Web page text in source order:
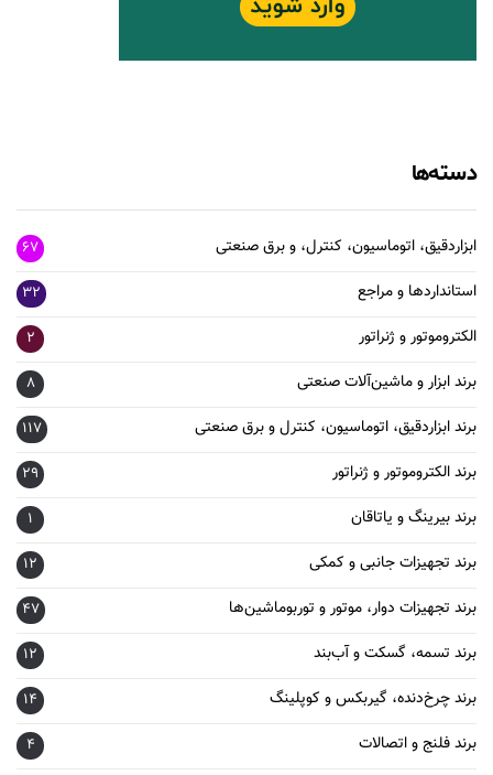
دسته‌ها
ابزاردقیق، اتوماسیون، کنترل، و برق صنعتی 67
استانداردها و مراجع 32
الکتروموتور و ژنراتور 2
برند ابزار و ماشین‌آلات صنعتی 8
برند ابزاردقیق، اتوماسیون، کنترل و برق صنعتی 117
برند الکتروموتور و ژنراتور 29
برند بیرینگ و یاتاقان 1
برند تجهیزات جانبی و کمکی 12
برند تجهیزات دوار، موتور و توربوماشین‌ها 47
برند تسمه، گسکت و آب‌بند 12
برند چرخ‌دنده، گیربکس و کوپلینگ 14
برند فلنج و اتصالات 4